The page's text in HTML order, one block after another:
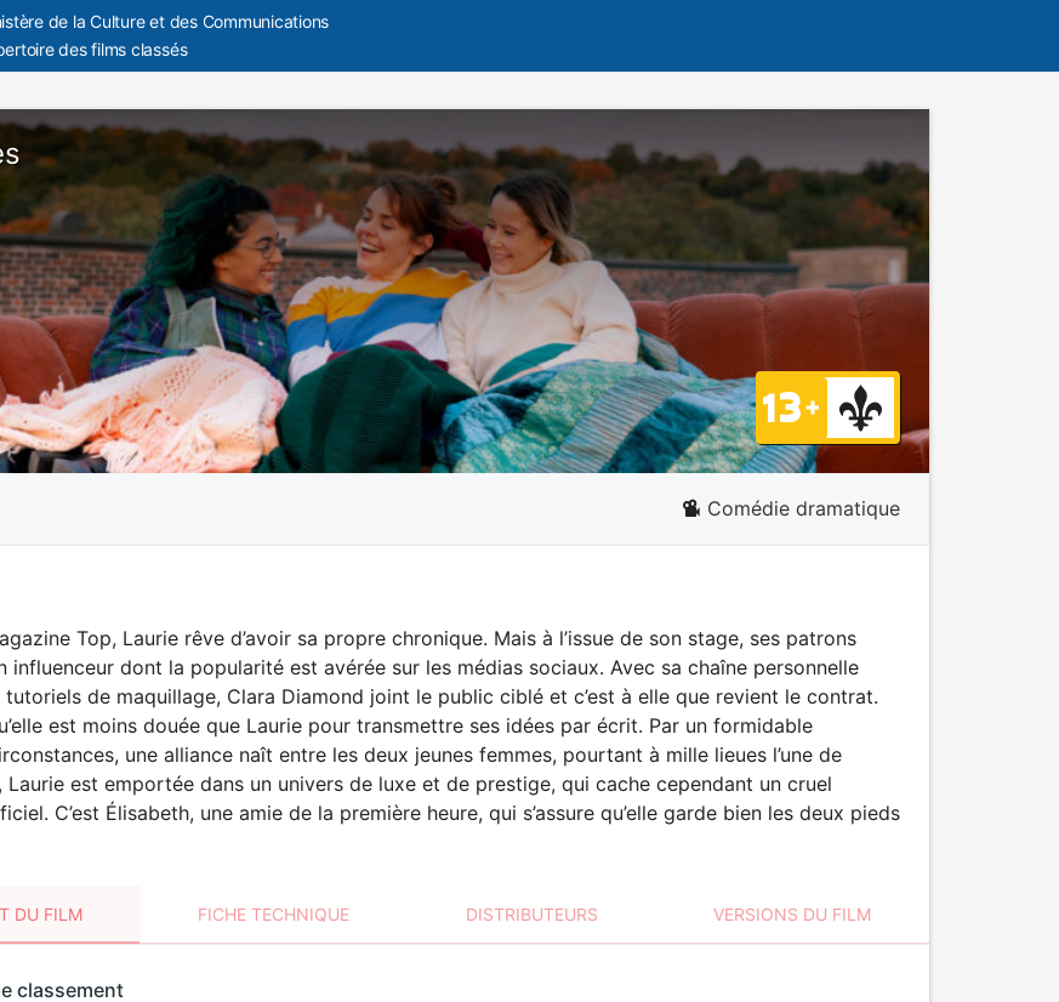
de la Culture et des Communications
des films classés
Comédie dramatique
Top, Laurie rêve d’avoir sa propre chronique. Mais à l’issue de son stage, ses patrons
influenceur dont la popularité est avérée sur les médias sociaux. Avec sa chaîne personnelle
de maquillage, Clara Diamond joint le public ciblé et c’est à elle que revient le contrat.
est moins douée que Laurie pour transmettre ses idées par écrit. Par un formidable
une alliance naît entre les deux jeunes femmes, pourtant à mille lieues l’une de
Laurie est emportée dans un univers de luxe et de prestige, qui cache cependant un cruel
C’est Élisabeth, une amie de la première heure, qui s’assure qu’elle garde bien les deux pieds
DU FILM FICHE TECHNIQUE DISTRIBUTEURS VERSIONS DU FILM
classement